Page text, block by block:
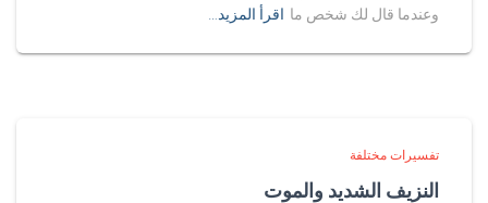
وعندما قال لك شخص ما اقرأ المزيد…
تفسيرات مختلفة
النزيف الشديد والموت